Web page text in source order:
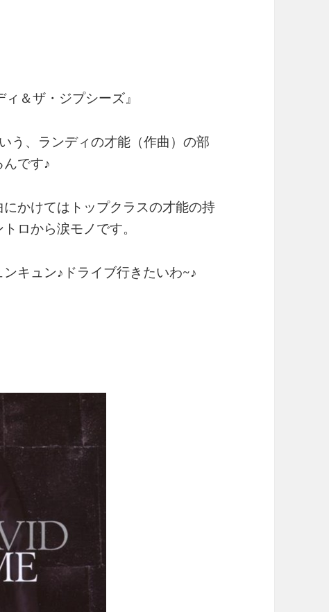
＆ザ・ジプシーズ』
う、ランディの才能（作曲）の部
です♪
かけてはトップクラスの才能の持
ロから涙モノです。
キュン♪ドライブ行きたいわ~♪